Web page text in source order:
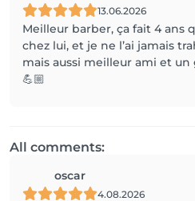
13.06.2026
Meilleur barber, ça fait 4 ans
chez lui, et je ne l’ai jamais
mais aussi meilleur ami et
💪🏼
All comments:
oscar
4.08.2026